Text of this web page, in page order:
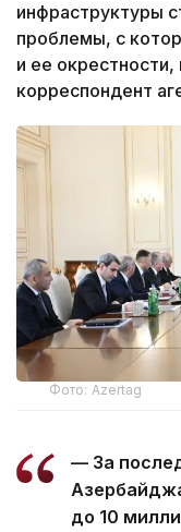
инфраструктуры
проблемы, с
и ее
корреспондент
Фото: Azertag
— За
до 10